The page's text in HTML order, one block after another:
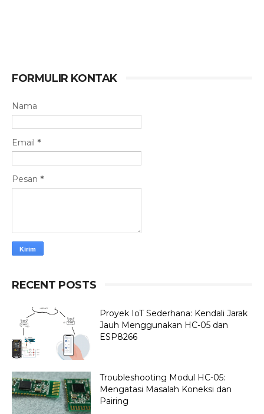
FORMULIR KONTAK
Nama
Email *
Pesan *
RECENT POSTS
Proyek IoT Sederhana: Kendali Jarak
Jauh Menggunakan HC-05 dan
ESP8266
Troubleshooting Modul HC-05:
Mengatasi Masalah Koneksi dan
Pairing